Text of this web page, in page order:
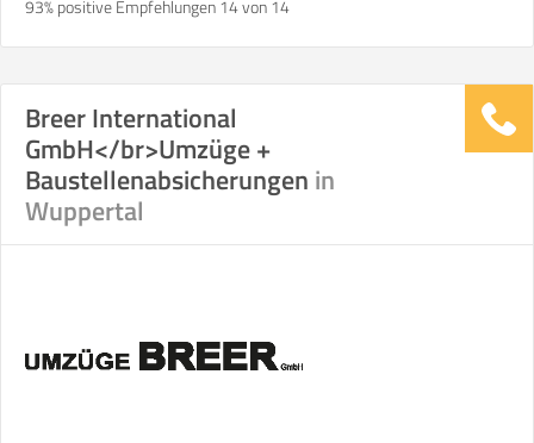
93% positive Empfehlungen 14 von 14
Breer International
GmbH</br>Umzüge +
Baustellenabsicherungen in
Wuppertal